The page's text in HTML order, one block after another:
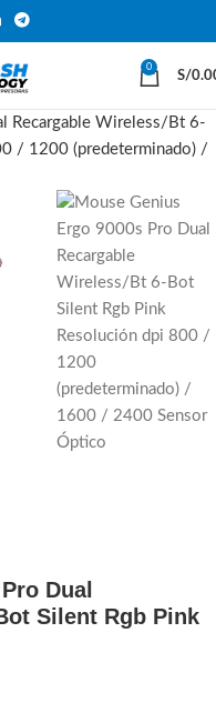
0
S/
Dual
Silent Rgb Pink